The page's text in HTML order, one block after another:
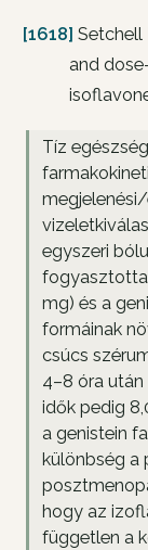
[1618] Setchell
and
Tíz
egyszeri
mg) és a
formáinak
csúcs
4–8 óra után
idők pedig
a genistein
különbség a
hogy az
független a